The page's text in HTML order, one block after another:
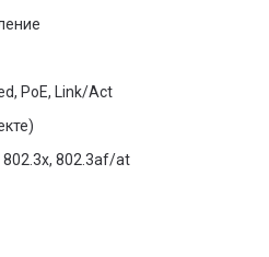
PoE, Link/Act
802.3x, 802.3af/at